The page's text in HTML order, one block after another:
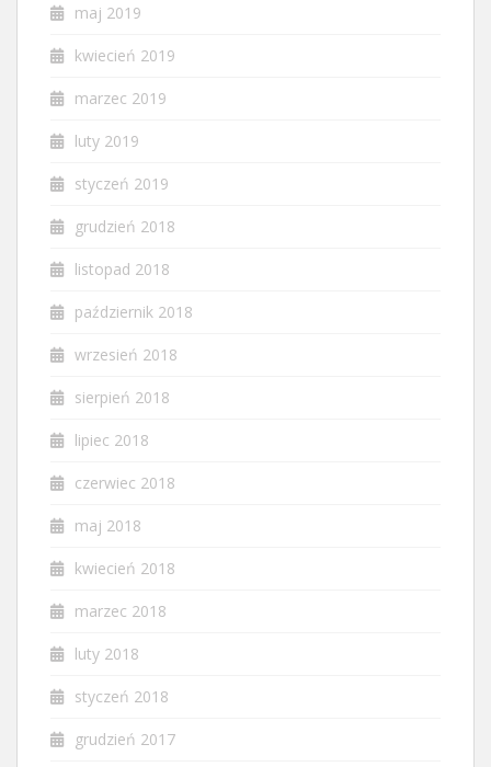
maj 2019
kwiecień 2019
marzec 2019
luty 2019
styczeń 2019
grudzień 2018
listopad 2018
październik 2018
wrzesień 2018
sierpień 2018
lipiec 2018
czerwiec 2018
maj 2018
kwiecień 2018
marzec 2018
luty 2018
styczeń 2018
grudzień 2017